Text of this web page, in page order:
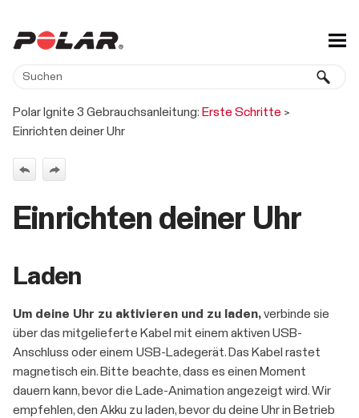
Zu Hauptinhalt springen
Polar Ignite 3 Gebrauchsanleitung: Erste Schritte >
Einrichten deiner Uhr
Einrichten deiner Uhr
Laden
Um deine Uhr zu aktivieren und zu laden,verbinde sie
über das mitgelieferte Kabel mit einem aktiven USB-
Anschluss oder einem USB-Ladegerät. Das Kabel rastet
magnetisch ein. Bitte beachte, dass es einen Moment
dauern kann, bevor die Lade-Animation angezeigt wird. Wir
empfehlen, den Akku zu laden, bevor du deine Uhr in Betrieb